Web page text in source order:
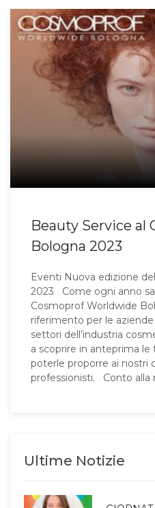
Beauty Service al
Bologna 2023
Eventi Nuova edizione
2023 Come ogni anno
Cosmoprof Worldwide
riferimento per le
settori dell’industria
a scoprire in anteprima
poterle proporre ai nostri
professionisti. Conto alla
Ultime Notizie